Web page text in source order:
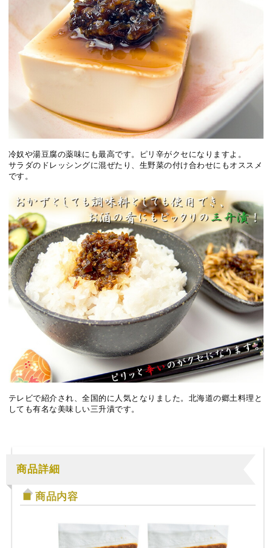
冷奴や湯豆腐の薬味にも最高です。ピリ辛がクセになりますよ。
サラダのドレッシングに混ぜたり、生野菜の付け合わせにもオススメ
です。
テレビで紹介され、全国的に人気となりました。北海道の郷土料理と
しても有名な美味しい三升漬です。
商品詳細
商品内容